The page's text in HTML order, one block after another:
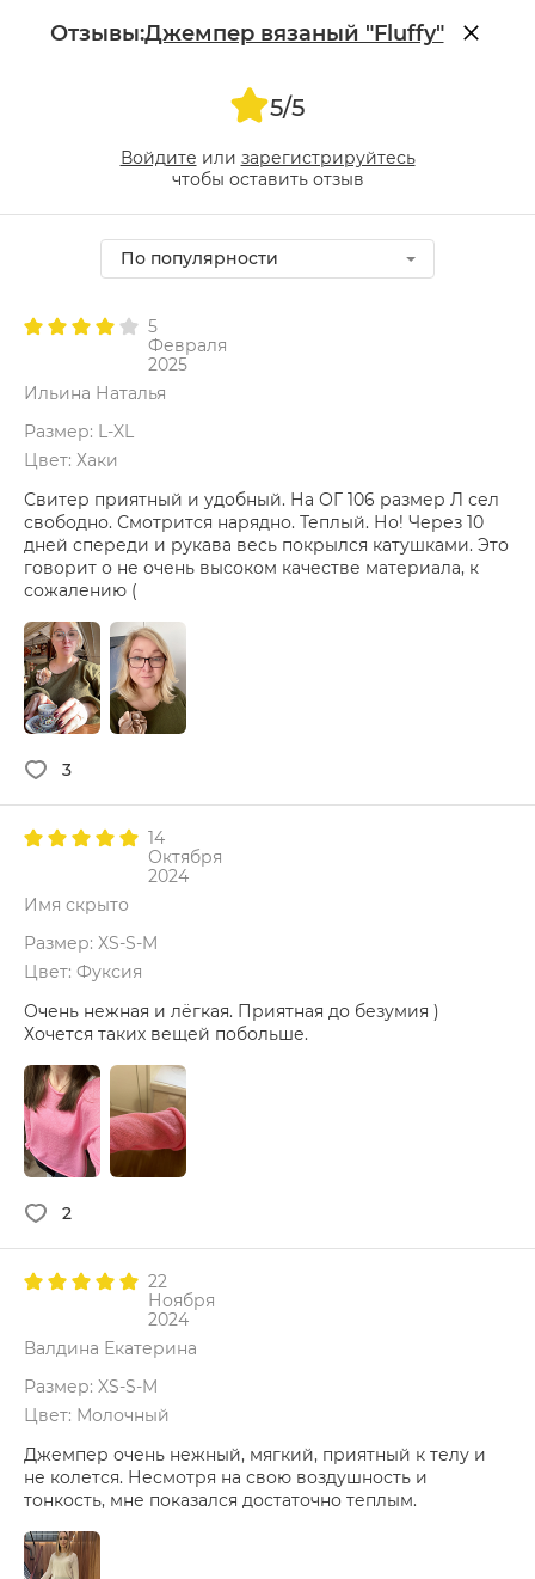
Отзывы:Джемпер вязаный "Fluffy"
5/5
Войдите или зарегистрируйтесь
чтобы оставить отзыв
По популярности
5
Февраля
2025
Ильина Наталья
Размер: L-XL
Цвет: Хаки
Свитер приятный и удобный. На ОГ 106 размер Л сел
свободно. Смотрится нарядно. Теплый. Но! Через 10
дней спереди и рукава весь покрылся катушками. Это
говорит о не очень высоком качестве материала, к
сожалению (
3
14
Октября
2024
Имя скрыто
Размер: XS-S-M
Цвет: Фуксия
Очень нежная и лёгкая. Приятная до безумия )
Хочется таких вещей побольше.
2
22
Ноября
2024
Валдина Екатерина
Размер: XS-S-M
Цвет: Молочный
Джемпер очень нежный, мягкий, приятный к телу и
не колется. Несмотря на свою воздушность и
тонкость, мне показался достаточно теплым.